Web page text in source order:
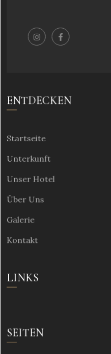
ENTDECKEN
Startseite
Unterkunft
Unser Hotel
Über Uns
Galerie
Kontakt
LINKS
SEITEN